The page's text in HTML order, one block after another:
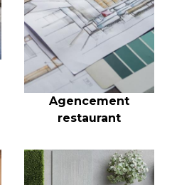
Agencement
restaurant